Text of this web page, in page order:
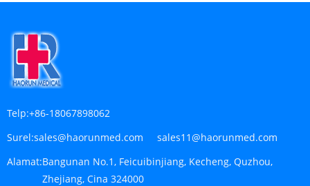
Telp:+86-18067898062
Surel:sales@haorunmed.com sales11@haorunmed.com
Alamat:Bangunan No.1, Feicuibinjiang, Kecheng, Quzhou,
Zhejiang, Cina 324000